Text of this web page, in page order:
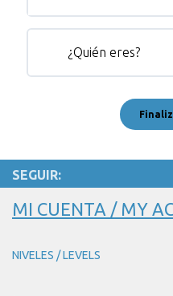
¿Quién eres?
SEGUIR:
MI CUENTA / MY
NIVELES / LEVELS